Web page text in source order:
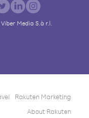
Media S.à r.l.
Rakuten Marketing
About Rakuten